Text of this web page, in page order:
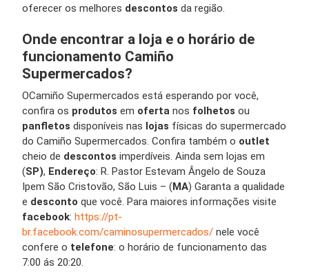
oferecer os melhores descontos da região.
Onde encontrar a loja e o horário de
funcionamento Camiño
Supermercados?
OCamiño Supermercados está esperando por você,
confira os produtos em oferta nos folhetos ou
panfletos disponíveis nas lojas físicas do supermercado
do Camiño Supermercados. Confira também o outlet
cheio de descontos imperdíveis. Ainda sem lojas em
(SP), Endereço: R. Pastor Estevam Ângelo de Souza
Ipem São Cristovão, São Luis – (MA) Garanta a qualidade
e desconto que você. Para maiores informações visite
facebook: https://pt-
br.facebook.com/caminosupermercados/ nele você
confere o telefone: o horário de funcionamento das
7:00 ás 20:20.